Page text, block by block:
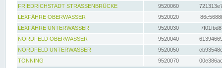
FRIEDRICHSTADT STRASSENBRÜCKE
9520060
LEXFÄHRE OBERWASSER
9520020
LEXFÄHRE UNTERWASSER
9520030
NORDFELD OBERWASSER
9520040
NORDFELD UNTERWASSER
9520050
TÖNNING
9520070